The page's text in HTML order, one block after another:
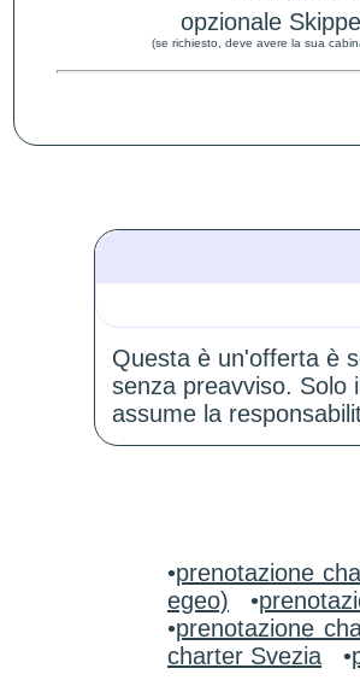
opzionale
(se richiesto, deve avere la sua
Questa è un'offerta è
senza preavviso. Solo
assume la
•prenotazione
egeo) •
•prenotazione
charter Svezia •